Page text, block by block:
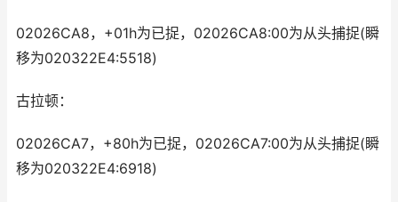
02026CA8，+01h为已捉，02026CA8:00为从头捕捉(瞬
移为020322E4:5518)
古拉顿：
02026CA7，+80h为已捉，02026CA7:00为从头捕捉(瞬
移为020322E4:6918)